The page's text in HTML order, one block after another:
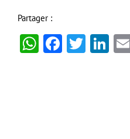
Partager :
WhatsApp